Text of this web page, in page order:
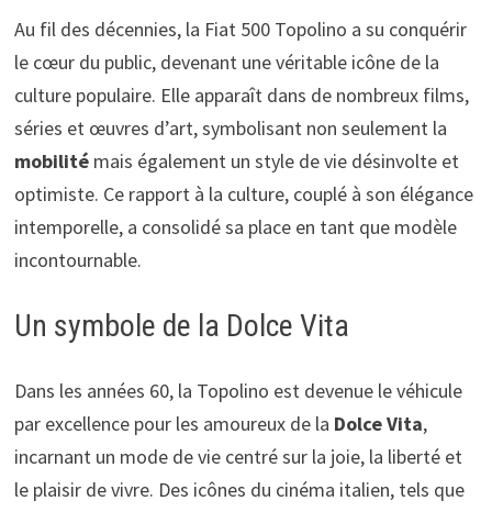
Au fil des décennies, la Fiat 500 Topolino a su conquérir
le cœur du public, devenant une véritable icône de la
culture populaire. Elle apparaît dans de nombreux films,
séries et œuvres d’art, symbolisant non seulement la
mobilitémais également un style de vie désinvolte et
optimiste. Ce rapport à la culture, couplé à son élégance
intemporelle, a consolidé sa place en tant que modèle
incontournable.
Un symbole de la Dolce Vita
Dans les années 60, la Topolino est devenue le véhicule
par excellence pour les amoureux de la Dolce Vita,
incarnant un mode de vie centré sur la joie, la liberté et
le plaisir de vivre. Des icônes du cinéma italien, tels que